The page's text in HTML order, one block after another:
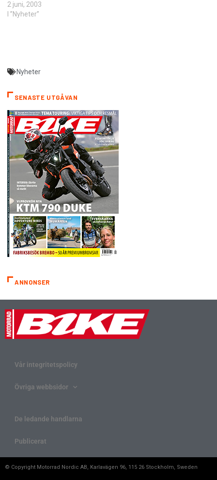
2 juni, 2003
I ”Nyheter”
Nyheter
SENASTE UTGÅVAN
ANNONSER
Vår integritetspolicy
Övriga webbsidor
De ledande handlarna
Publicerat
© Copyright Motorrad Nordic AB, Karlavägen 96, 115 26 Stockholm, Sweden